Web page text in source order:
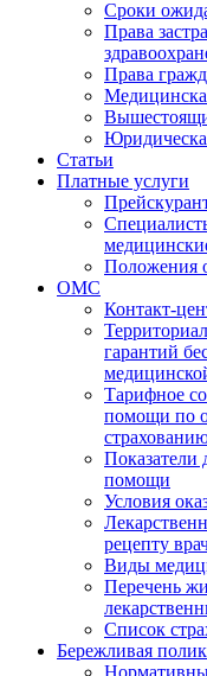
Сроки
Права
Права
Статьи
Платные услуги
Положения
ОМС
Контакт-
гарантий
Тарифное
помощи по
Показатели
помощи
Условия
рецепту
Виды
Перечень
Список
Бережливая